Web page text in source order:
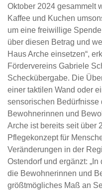
Oktober 2024 gesammelt
Kaffee und Kuchen
um eine freiwillige
über diesen Betrag und
Haus Arche einsetzen“,
Fördervereins Gabriele
Scheckübergabe. Die
einer taktilen Wand oder
sensorischen Bedürfnisse
Bewohnerinnen und
Arche ist bereits seit über
Pflegekonzept für
Veränderungen in der
Ostendorf und ergänzt:
die Bewohnerinnen und
größtmögliches Maß an